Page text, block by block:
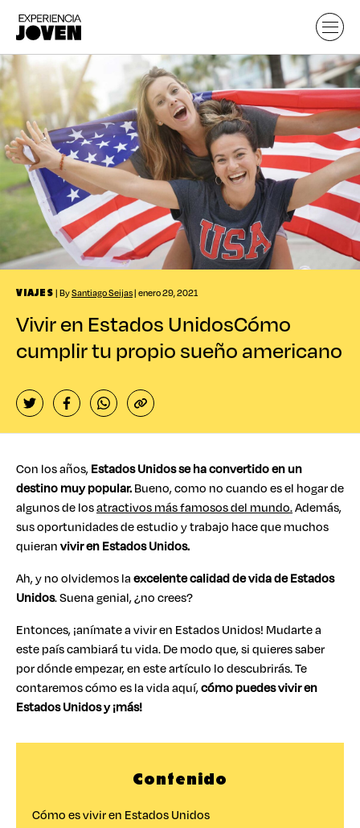
VIAJES | BySantiago Seijas| enero 29, 2021
Vivir en Estados UnidosCómo
cumplir tu propio sueño americano
Con los años,Estados Unidos se ha convertido en un
destino muy popular.Bueno, como no cuando es el hogar de
algunos de losatractivos más famosos del mundo.Además,
sus oportunidades de estudio y trabajo hace que muchos
quieranvivir en Estados Unidos.
Ah, y no olvidemos laexcelente calidad de vida de Estados
Unidos. Suena genial, ¿no crees?
Entonces, ¡anímate a vivir en Estados Unidos! Mudarte a
este país cambiará tu vida. De modo que, si quieres saber
por dónde empezar, en este artículo lo descubrirás. Te
contaremos cómo es la vida aquí,cómo puedes vivir en
Estados Unidos y ¡más!
Contenido
Cómo es vivir en Estados Unidos